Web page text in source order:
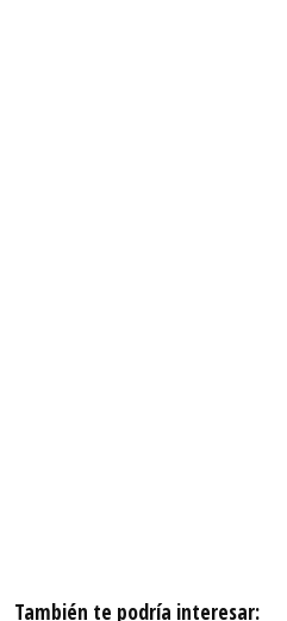
También te podría interesar: